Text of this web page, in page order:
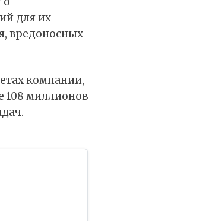
для их
вредоносных
компании,
108 миллионов
range of programs. However, some browsers can be better for your privacy and security.